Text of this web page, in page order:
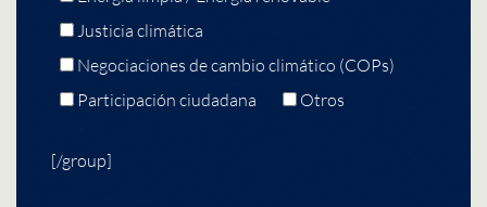
Justicia climática
Negociaciones de cambio climático (COPs)
Participación ciudadana
Otros
[/group]